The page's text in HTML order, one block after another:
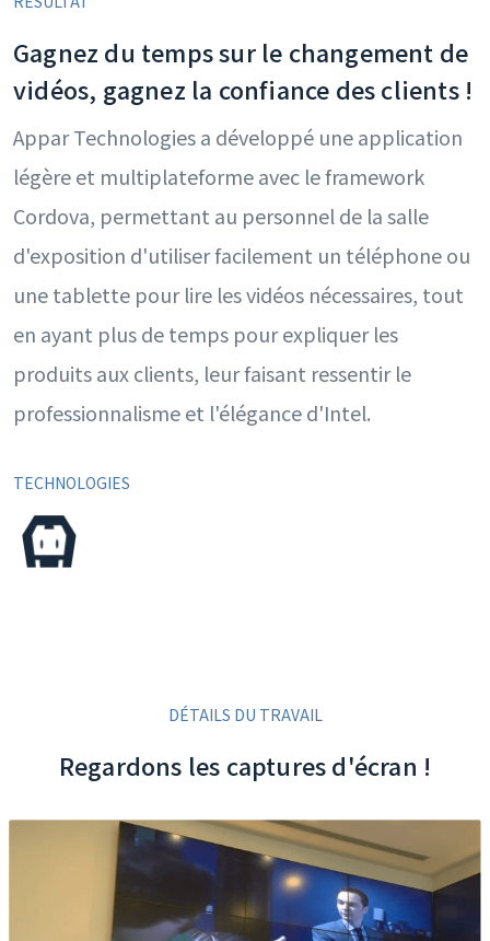
Gagnez du temps sur le changement de
vidéos, gagnez la confiance des clients !
Appar Technologies a développé une application
légère et multiplateforme avec le framework
Cordova, permettant au personnel de la salle
d'exposition d'utiliser facilement un téléphone ou
une tablette pour lire les vidéos nécessaires, tout
en ayant plus de temps pour expliquer les
produits aux clients, leur faisant ressentir le
professionnalisme et l'élégance d'Intel.
TECHNOLOGIES
DÉTAILS DU TRAVAIL
Regardons les captures d'écran !